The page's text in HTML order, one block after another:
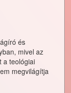
és
mivel az
a teológiai
megvilágítja